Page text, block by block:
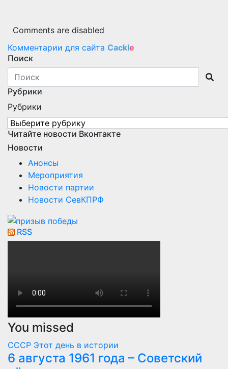
Comments are disabled
Комментарии для сайта Cackle
Поиск
Рубрики
Рубрики
Читайте новости Вконтакте
Новости
Анонсы
Мероприятия
Новости партии
Новости СевКПРФ
RSS
You missed
СССР Этот день в истории
6 августа 1961 года – Советский